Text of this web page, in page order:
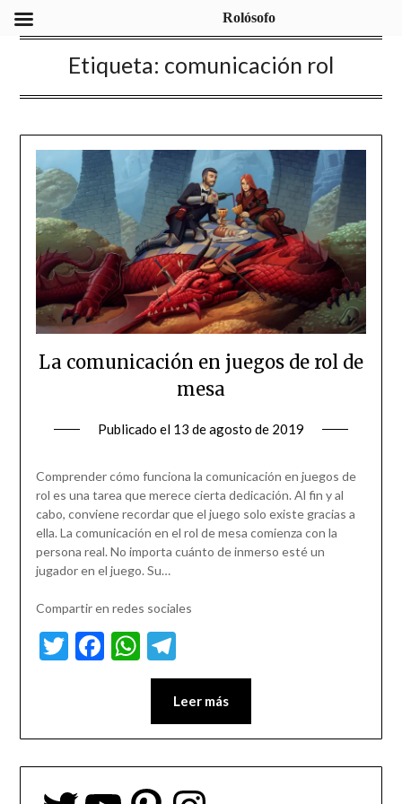
Etiqueta: comunicación rol
La comunicación en juegos de rol de
mesa
Publicado el 13 de agosto de 2019
Comprender cómo funciona la comunicación en juegos de
rol es una tarea que merece cierta dedicación. Al fin y al
cabo, conviene recordar que el juego solo existe gracias a
ella. La comunicación en el rol de mesa comienza con la
persona real. No importa cuánto de inmerso esté un
jugador en el juego. Su…
Compartir en redes sociales
Twitter
Facebook
WhatsApp
Telegram
Leer más
Rolósofo